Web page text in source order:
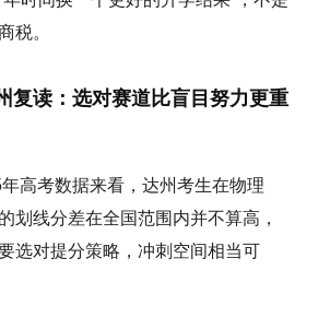
税。
复读：选对赛道比盲目努力更重
高考数据来看，达州考生在物理
划线分差在全国范围内并不算高，
选对提分策略，冲刺空间相当可